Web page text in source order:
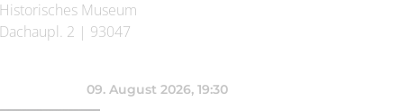
Historisches Museum
Dachaupl. 2 | 93047
09. August 2026, 19:30